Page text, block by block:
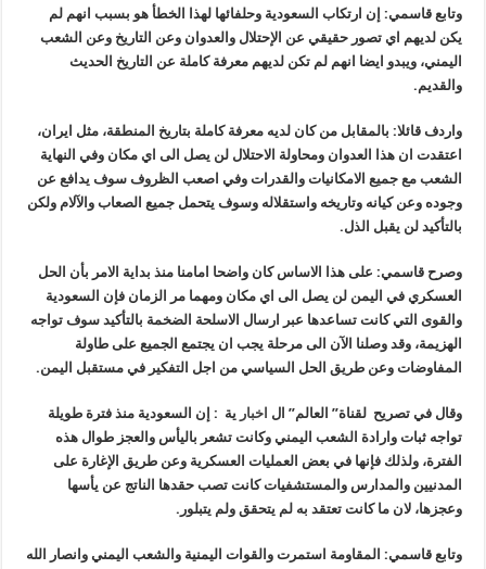
وتابع قاسمي: إن ارتكاب السعودية وحلفائها لهذا الخطأ هو بسبب انهم لم
يكن لديهم اي تصور حقيقي عن الإحتلال والعدوان وعن التاريخ وعن الشعب
اليمني، ويبدو ايضا انهم لم تكن لديهم معرفة كاملة عن التاريخ الحديث
والقديم.
واردف قائلا: بالمقابل من كان لديه معرفة كاملة بتاريخ المنطقة، مثل ايران،
اعتقدت ان هذا العدوان ومحاولة الاحتلال لن يصل الى اي مكان وفي النهاية
الشعب مع جميع الامكانيات والقدرات وفي اصعب الظروف سوف يدافع عن
وجوده وعن كيانه وتاريخه واستقلاله وسوف يتحمل جميع الصعاب والآلام ولكن
بالتأكيد لن يقبل الذل.
وصرح قاسمي: على هذا الاساس كان واضحا امامنا منذ بداية الامر بأن الحل
العسكري في اليمن لن يصل الى اي مكان ومهما مر الزمان فإن السعودية
والقوى التي كانت تساعدها عبر ارسال الاسلحة الضخمة بالتأكيد سوف تواجه
الهزيمة، وقد وصلنا الآن الى مرحلة يجب ان يجتمع الجميع على طاولة
المفاوضات وعن طريق الحل السياسي من اجل التفكير في مستقبل اليمن.
وقال في تصريح لقناة” العالم” ال اخبار ية : إن السعودية منذ فترة طويلة
تواجه ثبات وارادة الشعب اليمني وكانت تشعر باليأس والعجز طوال هذه
الفترة، ولذلك فإنها في بعض العمليات العسكرية وعن طريق الإغارة على
المدنيين والمدارس والمستشفيات كانت تصب حقدها الناتج عن يأسها
وعجزها، لان ما كانت تعتقد به لم يتحقق ولم يتبلور.
وتابع قاسمي: المقاومة استمرت والقوات اليمنية والشعب اليمني وانصار الله